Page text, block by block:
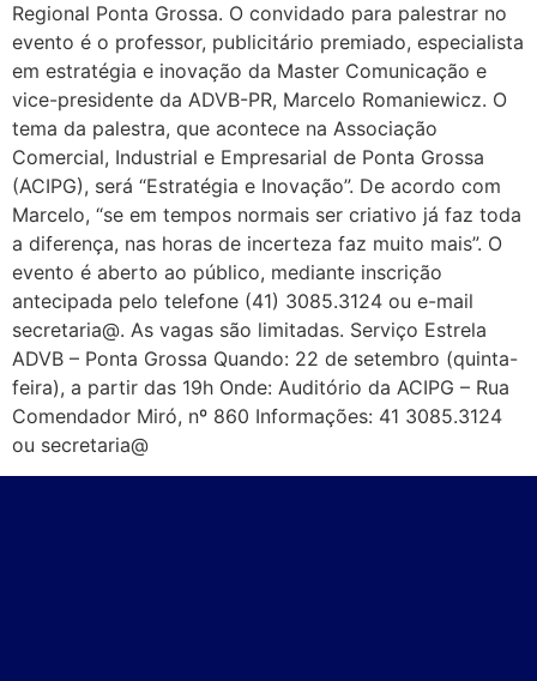
Regional Ponta Grossa. O convidado para palestrar no
evento é o professor, publicitário premiado, especialista
em estratégia e inovação da Master Comunicação e
vice-presidente da ADVB-PR, Marcelo Romaniewicz. O
tema da palestra, que acontece na Associação
Comercial, Industrial e Empresarial de Ponta Grossa
(ACIPG), será “Estratégia e Inovação”. De acordo com
Marcelo, “se em tempos normais ser criativo já faz toda
a diferença, nas horas de incerteza faz muito mais”. O
evento é aberto ao público, mediante inscrição
antecipada pelo telefone (41) 3085.3124 ou e-mail
secretaria@. As vagas são limitadas. Serviço Estrela
ADVB – Ponta Grossa Quando: 22 de setembro (quinta-
feira), a partir das 19h Onde: Auditório da ACIPG – Rua
Comendador Miró, nº 860 Informações: 41 3085.3124
ou secretaria@